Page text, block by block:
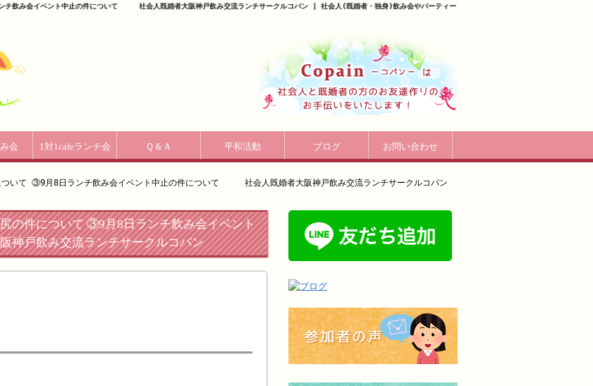
飲み会イベント中止の件について 社会人既婚者大阪神戸飲み交流ランチサークルコパン | 社会人(既婚者・独身)飲み会やパーティー
会 1対1cafeランチ会 Ｑ＆Ａ 平和活動 ブログ お問い合わせ
いて ③9月8日ランチ飲み会イベント中止の件について 社会人既婚者大阪神戸飲み交流ランチサークルコパン
件について ③9月8日ランチ飲み会イベント
戸飲み交流ランチサークルコパン